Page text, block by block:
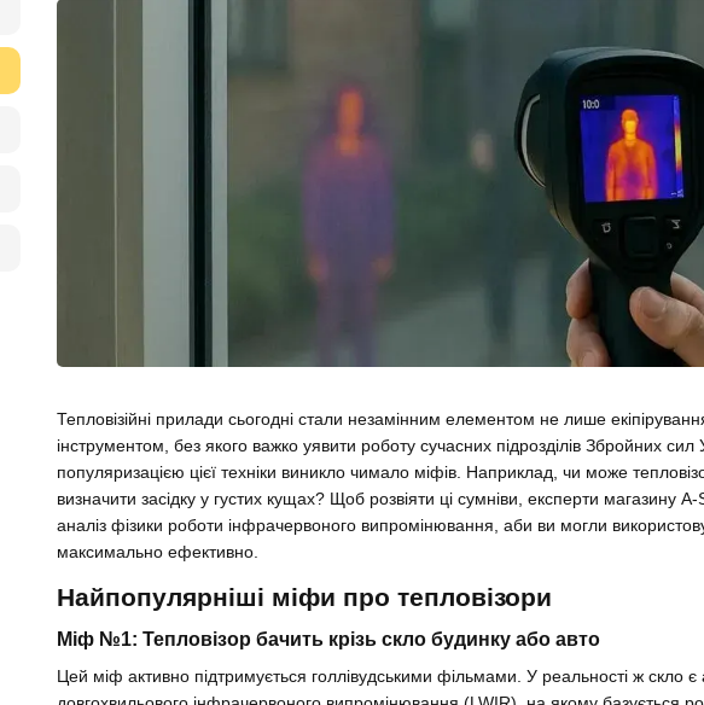
Тепловізійні прилади сьогодні стали незамінним елементом не лише
інструментом, без якого важко уявити роботу сучасних підрозділів Збройних
популяризацією цієї техніки виникло чимало міфів. Наприклад, чи може
визначити засідку у густих кущах? Щоб розвіяти ці сумніви, експерти магазину
аналіз фізики роботи інфрачервоного випромінювання, аби ви могли
максимально ефективно.
Найпопулярніші міфи про тепловізори
Міф №1: Тепловізор бачить крізь скло будинку або авто
Цей міф активно підтримується голлівудськими фільмами. У реальності ж скло